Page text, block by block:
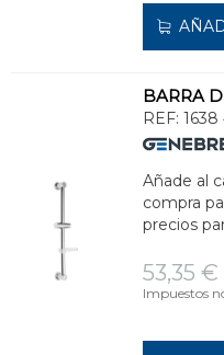
BARRA
REF: 1638
Añade al
compra
precios
53,35 €
Impuestos